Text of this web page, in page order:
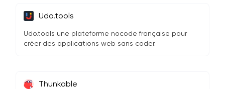
Udo.tools
Udo.tools une plateforme nocode française pour
créer des applications web sans coder.
Thunkable